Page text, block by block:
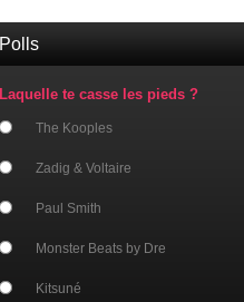
Polls
Laquelle te casse les pieds ?
The Kooples
Zadig & Voltaire
Paul Smith
Monster Beats by Dre
Kitsuné